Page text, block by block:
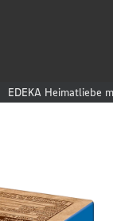
EDEKA Heimatliebe